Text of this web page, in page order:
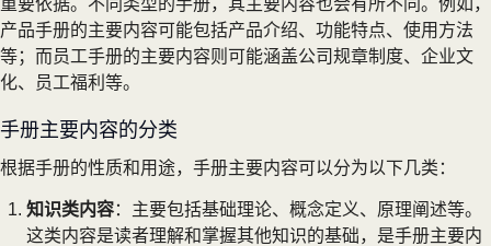
产品手册的主要内容可能包括产品介绍、功能特点、使用方法
等；而员工手册的主要内容则可能涵盖公司规章制度、企业文
化、员工福利等。
手册主要内容的分类
根据手册的性质和用途，手册主要内容可以分为以下几类：
知识类内容：主要包括基础理论、概念定义、原理阐述等。
这类内容是读者理解和掌握其他知识的基础，是手册主要内